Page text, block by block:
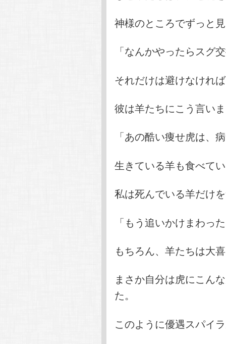
神様のところでずっと
「なんかやったらスグ
それだけは避けなけれ
彼は羊たちにこう言い
「あの酷い痩せ虎は、
生きている羊も食べて
私は死んでいる羊だけ
「もう追いかけまわっ
もちろん、羊たちは大
まさか自分は虎にこん
た。
このように優遇スパイ